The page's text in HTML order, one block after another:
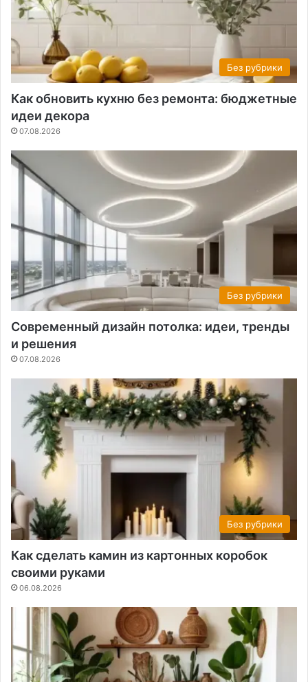
Без рубрики
Как обновить кухню без ремонта: бюджетные
идеи декора
07.08.2026
Без рубрики
Современный дизайн потолка: идеи, тренды
и решения
07.08.2026
Без рубрики
Как сделать камин из картонных коробок
своими руками
06.08.2026